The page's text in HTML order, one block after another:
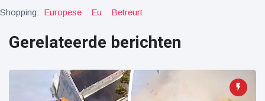
in
Shopping: Europese Eu Betreurt
Gerelateerde berichten